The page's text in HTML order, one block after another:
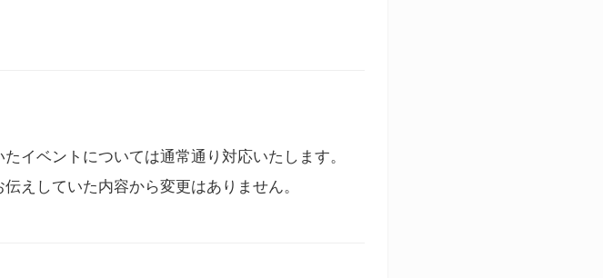
イベントについては通常通り対応いたします。
えしていた内容から変更はありません。